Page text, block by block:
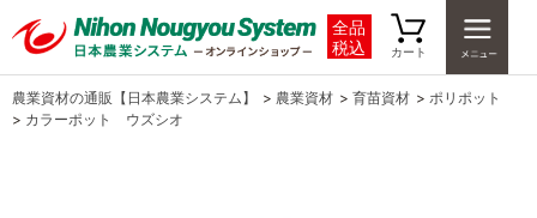
全品
税込
カート
農業資材の通販【日本農業システム】 > 農業資材 > 育苗資材 > ポリポット
> カラーポット ウズシオ